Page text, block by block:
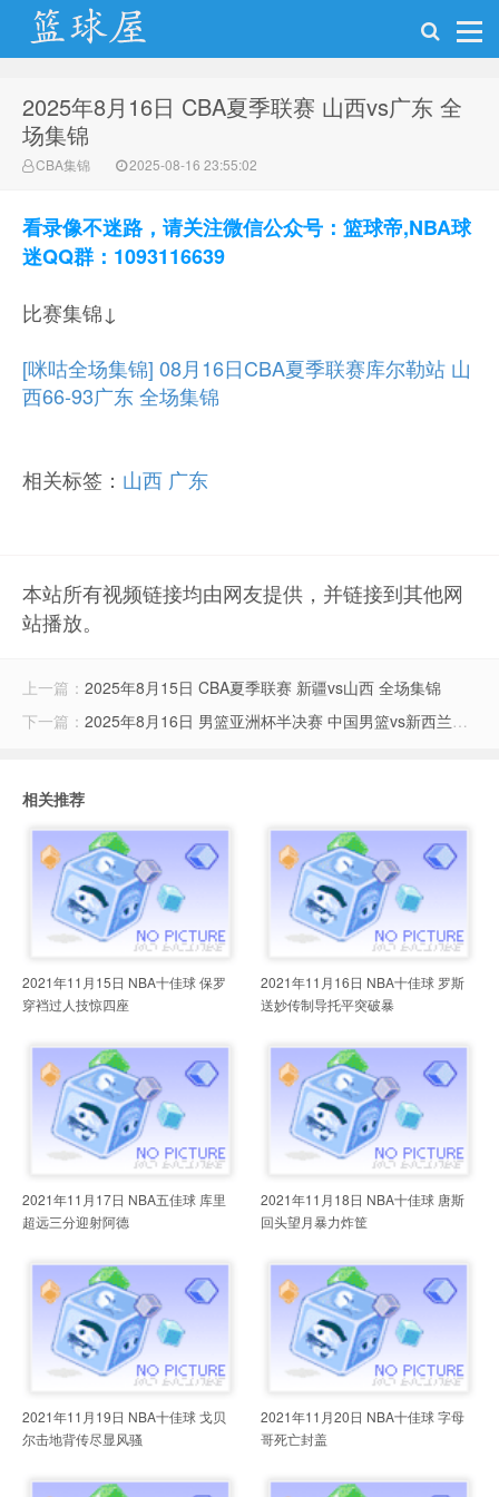
NBA录像吧
2025年8月16日 CBA夏季联赛 山西vs广东 全
场集锦
CBA集锦 2025-08-16 23:55:02
看录像不迷路，请关注微信公众号：篮球帝,NBA球
迷QQ群：1093116639
比赛集锦↓
[咪咕全场集锦] 08月16日CBA夏季联赛库尔勒站 山
西66-93广东 全场集锦
相关标签： 山西 广东
本站所有视频链接均由网友提供，并链接到其他网
站播放。
上一篇： 2025年8月15日 CBA夏季联赛 新疆vs山西 全场集锦
下一篇： 2025年8月16日 男篮亚洲杯半决赛 中国男篮vs新西兰男篮 全场集锦
相关推荐
2021年11月15日 NBA十佳球 保罗
穿裆过人技惊四座
2021年11月16日 NBA十佳球 罗斯
送妙传制导托平突破暴
2021年11月17日 NBA五佳球 库里
超远三分迎射阿德
2021年11月18日 NBA十佳球 唐斯
回头望月暴力炸筐
2021年11月19日 NBA十佳球 戈贝
尔击地背传尽显风骚
2021年11月20日 NBA十佳球 字母
哥死亡封盖